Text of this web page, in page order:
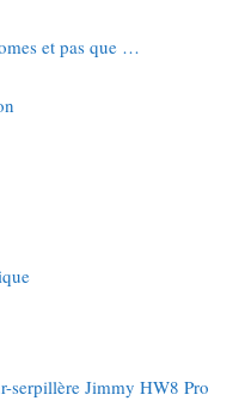
et pas que …
serpillère Jimmy HW8 Pro